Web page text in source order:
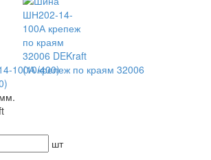
100А крепеж по краям 32006
шт